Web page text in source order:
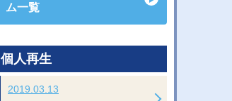
ム一覧
個人再生
2019.03.13